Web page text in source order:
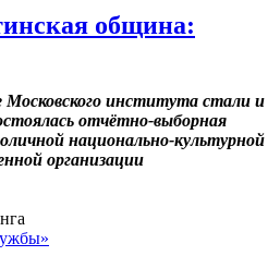
община:
Московского института стали и
отчётно-выборная
национально-культурной
организации